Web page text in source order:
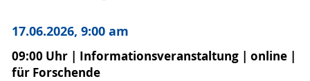
17.06.2026, 9:00 am
09:00 Uhr | Informationsveranstaltung | online |
für Forschende